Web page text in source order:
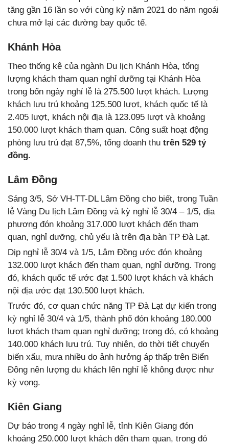
tăng gần 16 lần so với cùng kỳ năm 2021 do năm ngoái
chưa mở lại các đường bay quốc tế.
Khánh Hòa
Theo thống kê của ngành Du lịch Khánh Hòa, tổng
lượng khách tham quan nghỉ dưỡng tại Khánh Hòa
trong bốn ngày nghỉ lễ là 275.500 lượt khách. Lượng
khách lưu trú khoảng 125.500 lượt, khách quốc tế là
2.405 lượt, khách nội địa là 123.095 lượt và khoảng
150.000 lượt khách tham quan. Công suất hoạt động
phòng lưu trú đạt 87,5%, tổng doanh thu trên 529 tỷ
đồng.
Lâm Đồng
Sáng 3/5, Sở VH-TT-DL Lâm Đồng cho biết, trong Tuần
lễ Vàng Du lịch Lâm Đồng và kỳ nghỉ lễ 30/4 – 1/5, địa
phương đón khoảng 317.000 lượt khách đến tham
quan, nghỉ dưỡng, chủ yếu là trên địa bàn TP Đà Lạt.
Dịp nghỉ lễ 30/4 và 1/5, Lâm Đồng ước đón khoảng
132.000 lượt khách đến tham quan, nghỉ dưỡng. Trong
đó, khách quốc tế ước đạt 1.500 lượt khách và khách
nội địa ước đạt 130.500 lượt khách.
Trước đó, cơ quan chức năng TP Đà Lạt dự kiến trong
kỳ nghỉ lễ 30/4 và 1/5, thành phố đón khoảng 180.000
lượt khách tham quan nghỉ dưỡng; trong đó, có khoảng
140.000 khách lưu trú. Tuy nhiên, do thời tiết chuyển
biến xấu, mưa nhiều do ảnh hưởng áp thấp trên Biển
Đông nên lượng du khách lên nghỉ lễ không được như
kỳ vọng.
Kiên Giang
Dự báo trong 4 ngày nghỉ lễ, tỉnh Kiên Giang đón
khoảng 250.000 lượt khách đến tham quan, trong đó